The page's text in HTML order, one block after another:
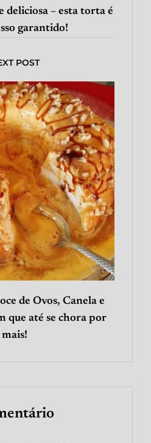
deliciosa – esta torta é
garantido!
POST
de Ovos, Canela e
que até se chora por
mais!